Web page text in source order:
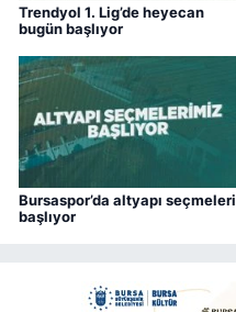
Trendyol 1. Lig’de heyecan
bugün başlıyor
Bursaspor’da altyapı seçmeleri
başlıyor